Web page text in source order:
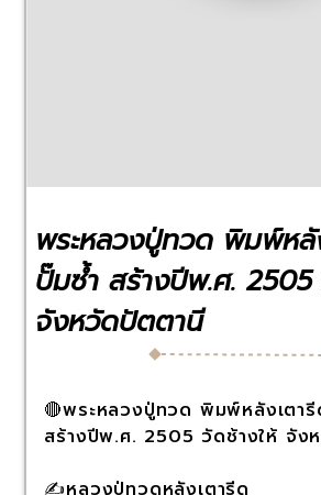
พระหลวงปู่ทวด พิมพ์หลั
ปั๊มซ้ำ สร้างปีพ.ศ. 2505
จังหวัดปัตตานี
🔴พระหลวงปู่ทวด พิมพ์หลังเตา
สร้างปีพ.ศ. 2505 วัดช้างให้ จัง